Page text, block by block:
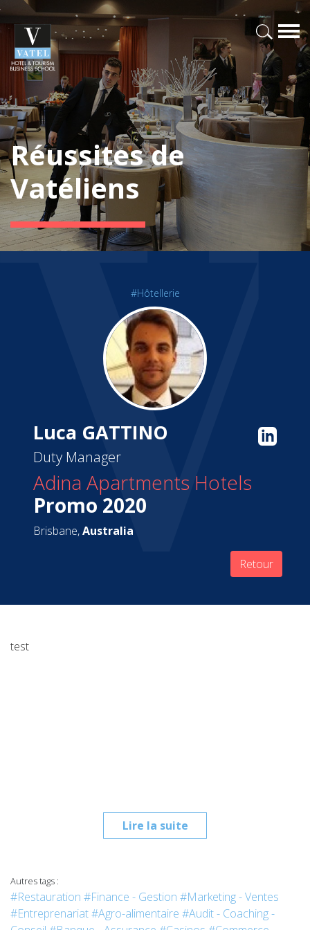
Réussites de
Vatéliens
#Hôtellerie
Luca GATTINO
Duty Manager
Adina Apartments Hotels
Promo 2020
Brisbane,Australia
Retour
Lire la suite
test
Autres tags :
#Restauration #Finance - Gestion #Marketing - Ventes
#Entreprenariat#Agro-alimentaire #Audit - Coaching -